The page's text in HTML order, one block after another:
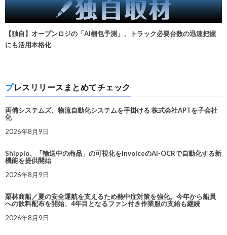
【独自】オープンロジの「AI梱包予測」、トラック必要台数の迅速把握
にも活用本格化
プレスリリースまとめてチェック
両備システムズ、物流自動化システムを手掛ける 株式会社APTを子会社
化
2026年8月9日
Shippio、「輸送中の商品」の可視化をInvoiceのAI-OCRで自動化する新
機能を提供開始
2026年8月9日
栗林商船／夏の安全運航を支えるため熱中症対策を強化。今年から船員
への飲料配布を開始、4年目となるファン付き作業服の支給も継続
2026年8月9日